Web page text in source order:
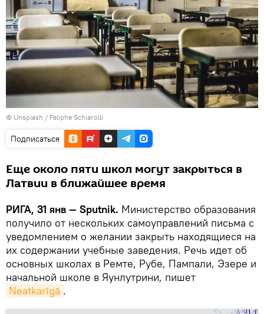
© Unsplash / Feliphe Schiarolli
Подписаться
Еще около пяти школ могут закрыться в
Латвии в ближайшее время
РИГА, 31 янв — Sputnik. Министерство образования
получило от нескольких самоуправлений письма с
уведомлением о желании закрыть находящиеся на
их содержании учебные заведения. Речь идет об
основных школах в Ремте, Рубе, Пампали, Эзере и
начальной школе в Яунлутрини, пишет
Neatkarīgā .